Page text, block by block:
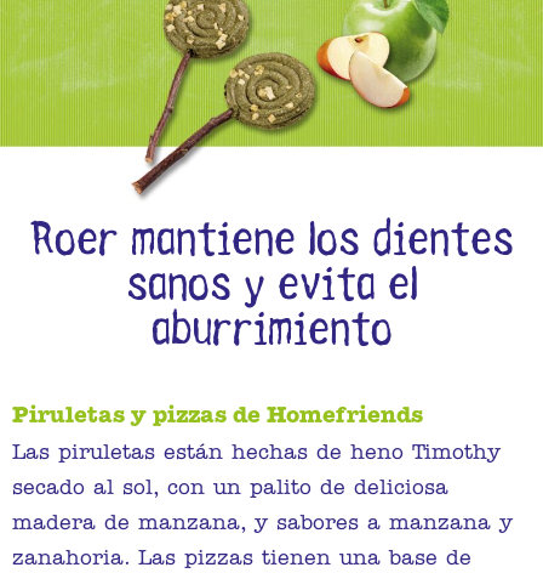
Roer mantiene los dientes
sanos y evita el
aburrimiento
Piruletas y pizzas de Homefriends
Las piruletas están hechas de heno Timothy
secado al sol, con un palito de deliciosa
madera de manzana, y sabores a manzana y
zanahoria. Las pizzas tienen una base de